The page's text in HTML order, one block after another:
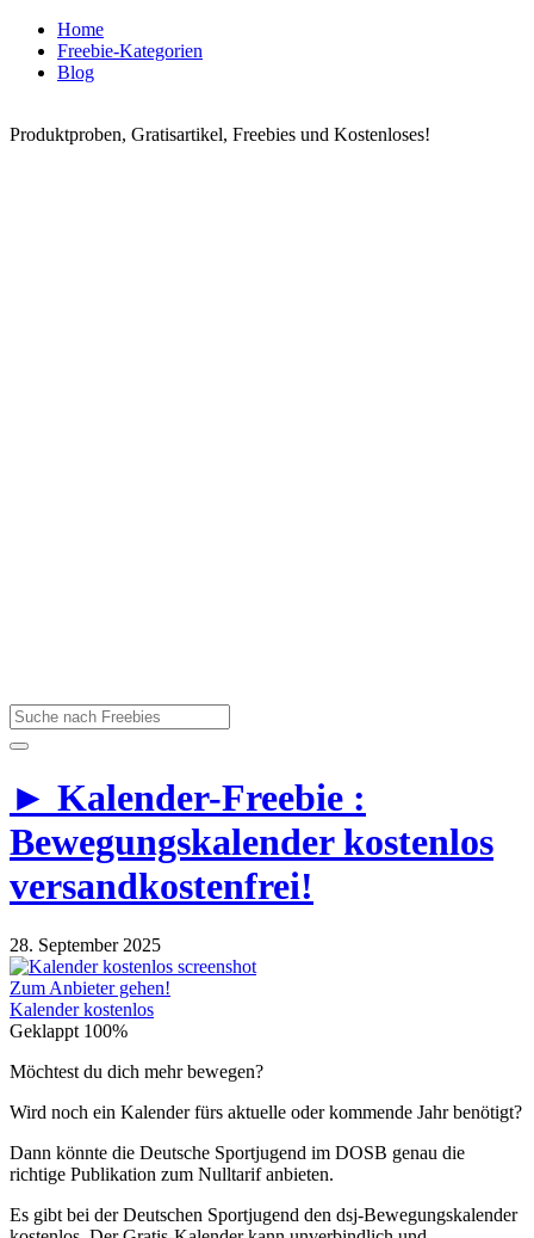
Home
Freebie-Kategorien
Blog
Produktproben, Gratisartikel, Freebies und Kostenloses!
► Kalender-Freebie :
Bewegungskalender kostenlos
versandkostenfrei!
28. September 2025
Zum Anbieter gehen!
Kalender kostenlos
Geklappt 100%
Möchtest du dich mehr bewegen?
Wird noch ein Kalender fürs aktuelle oder kommende Jahr benötigt?
Dann könnte die Deutsche Sportjugend im DOSB genau die
richtige Publikation zum Nulltarif anbieten.
Es gibt bei der Deutschen Sportjugend den dsj-Bewegungskalender